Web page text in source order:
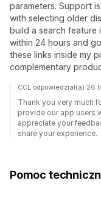
parameters. Support
with selecting older
build a search
within 24 hours and
these links inside my
complementary
CCL odpowiedział(a) 26
Thank you very much
provide our app users
appreciate your
share your experience.
Pomoc